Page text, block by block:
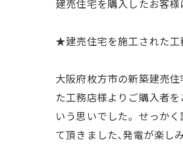
建売住宅を購入したお客
★建売住宅を施工された
大阪府枚方市の新築建売
た工務店様よりご購入者
いう思いでした。せっか
て頂きました､発電が楽し